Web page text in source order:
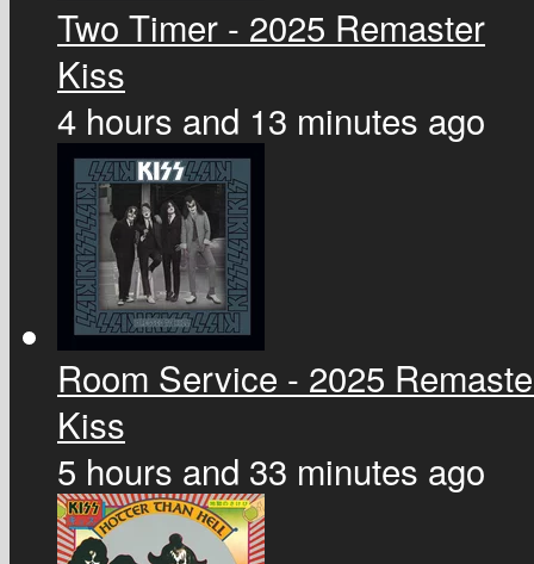
Two Timer - 2025 Remaster
Kiss
4 hours and 13 minutes ago
Room Service - 2025
Kiss
5 hours and 33 minutes ago